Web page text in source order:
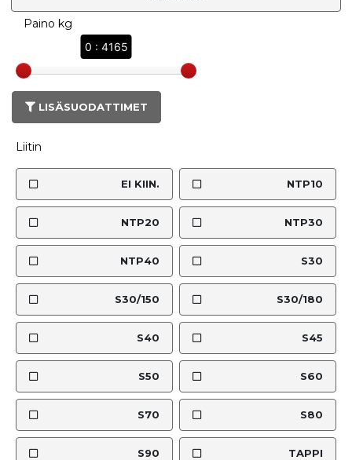
Paino kg
0 : 4165
LISÄSUODATTIMET
Liitin
EI KIIN. NTP10
NTP20 NTP30
NTP40 S30
S30/150 S30/180
S40 S45
S50 S60
S70 S80
S90 TAPPI